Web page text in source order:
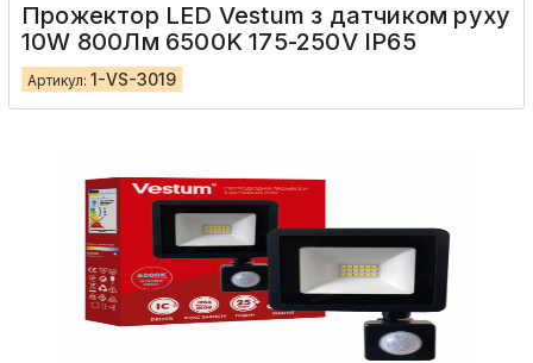
Прожектор LED Vestum з датчиком руху
10W 800Лм 6500K 175-250V IP65
Артикул: 1-VS-3019